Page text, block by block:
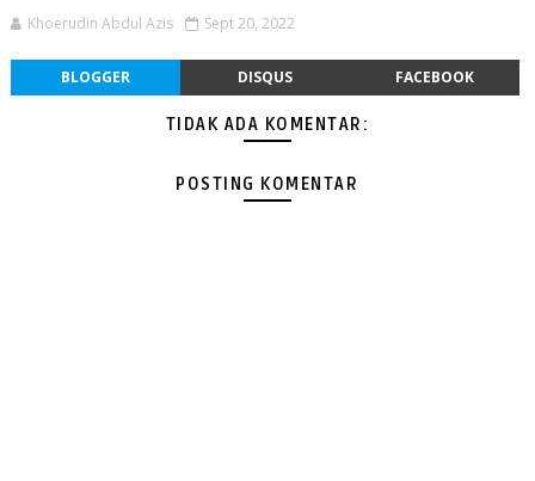
Khoerudin Abdul Azis Sept 20, 2022
BLOGGER DISQUS FACEBOOK
TIDAK ADA KOMENTAR:
POSTING KOMENTAR